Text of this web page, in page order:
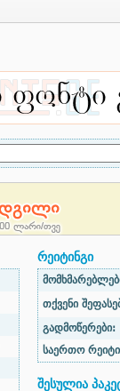
რეიტინგი
თქვენი
გადმოწერები:
საერთო
შესულია